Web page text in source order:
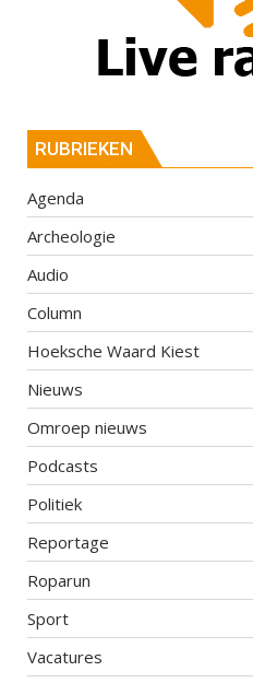
RUBRIEKEN
Agenda
Archeologie
Audio
Column
Hoeksche Waard Kiest
Nieuws
Omroep nieuws
Podcasts
Politiek
Reportage
Roparun
Sport
Vacatures